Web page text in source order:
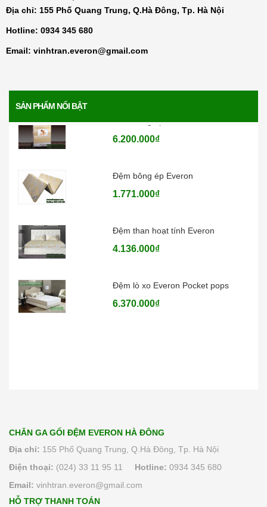
Địa chỉ: 155 Phố Quang Trung, Q.Hà Đông, Tp. Hà Nội
Hotline: 0934 345 680
Email: vinhtran.everon@gmail.com
SẢN PHẨM NỔI BẬT
6.370.000₫
Đệm lò xo Everon Bonnell pops
6.200.000₫
1.771.000₫
4.136.000₫
6.370.000₫
CHĂN GA GỐI ĐỆM EVERON HÀ ĐÔNG
Địa chỉ: 155 Phố Quang Trung, Q.Hà Đông, Tp. Hà Nội
Điện thoại: (024) 33 11 95 11 Hotline: 0934 345 680
Email: vinhtran.everon@gmail.com
HỖ TRỢ THANH TOÁN